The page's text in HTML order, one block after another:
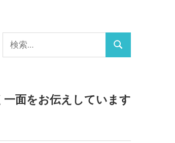
索:
検
面をお伝えしています